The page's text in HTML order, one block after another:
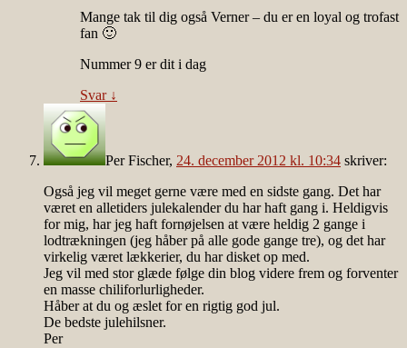
Mange tak til dig også Verner – du er en loyal og trofast
fan 🙂
Nummer 9 er dit i dag
Svar ↓
Per Fischer, 24. december 2012 kl. 10:34 skriver:
Også jeg vil meget gerne være med en sidste gang. Det har
været en alletiders julekalender du har haft gang i. Heldigvis
for mig, har jeg haft fornøjelsen at være heldig 2 gange i
lodtrækningen (jeg håber på alle gode gange tre), og det har
virkelig været lækkerier, du har disket op med.
Jeg vil med stor glæde følge din blog videre frem og forventer
en masse chiliforlurligheder.
Håber at du og æslet for en rigtig god jul.
De bedste julehilsner.
Per